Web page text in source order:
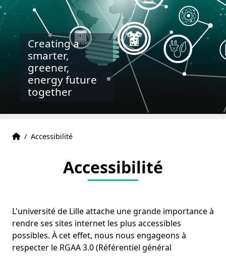
Creating a
smarter,
greener,
energy future
together
Accueil
Accueil
/ Accessibilité
Accessibilité
L'université de Lille attache une grande importance à
rendre ses sites internet les plus accessibles
possibles. À cet effet, nous nous engageons à
respecter le RGAA 3.0 (Référentiel général